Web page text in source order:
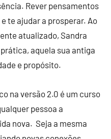
Rever pensamentos
te ajudar a prosperar. Ao
atualizado, Sandra
aquela sua antiga
e propósito.
na versão 2.0 é um curso
pessoa a
nova. Seja a mesma